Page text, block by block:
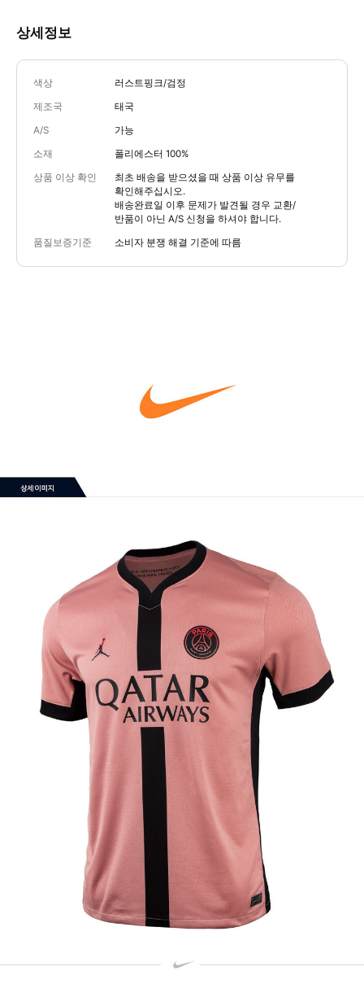
상세정보
색상 러스트핑크/검정
제조국 태국
A/S 가능
소재 폴리에스터 100%
상품 이상 확인
최초 배송을 받으셨을 때 상품 이상 유무를
확인해주십시오.
배송완료일 이후 문제가 발견될 경우 교환/
반품이 아닌 A/S 신청을 하셔야 합니다.
품질보증기준 소비자 분쟁 해결 기준에 따름